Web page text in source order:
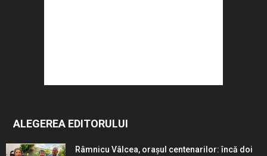
ALEGEREA EDITORULUI
Râmnicu Vâlcea, orașul centenarilor: încă doi